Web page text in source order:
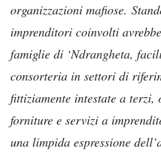
organizzazioni mafiose.
imprenditori coinvolti
famiglie di ‘Ndrangheta,
consorteria in settori di
fittiziamente intestate a terzi,
forniture e servizi a
una limpida espressione